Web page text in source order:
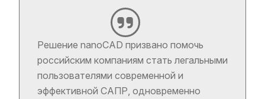
Решение nanoCAD призвано помочь
российским компаниям стать легальными
пользователями современной и
эффективной САПР, одновременно